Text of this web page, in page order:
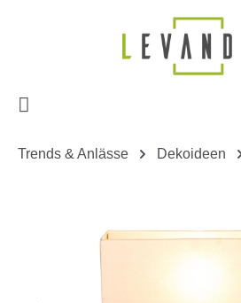
Zum Hauptinhalt springen
Trends & Anlässe Dekoideen